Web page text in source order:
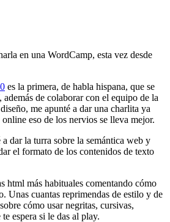
en una WordCamp, esta vez desde
es la primera, de habla hispana, que se
de colaborar con el equipo de la
me apunté a dar una charlita ya
eso de los nervios se lleva mejor.
dar la turra sobre la semántica web y
el formato de los contenidos de texto
html más habituales comentando cómo
Unas cuantas reprimendas de estilo y de
cómo usar negritas, cursivas,
espera si le das al play.